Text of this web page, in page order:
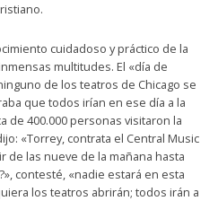
cuidadoso y práctico de la
multitudes. El «día de
de los teatros de Chicago se
que todos irían en ese día a la
de 400.000 personas visitaron la
«Torrey, contrata el Central Music
de las nueve de la mañana hasta
contesté, «nadie estará en esta
los teatros abrirán; todos irán a